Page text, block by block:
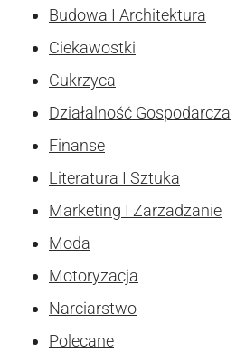
Budowa I Architektura
Ciekawostki
Cukrzyca
Działalność Gospodarcza
Finanse
Literatura I Sztuka
Marketing I Zarzadzanie
Moda
Motoryzacja
Narciarstwo
Polecane